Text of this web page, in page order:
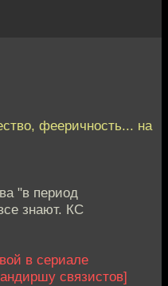
фееричность... на
"в период
знают. КС
в сериале
связистов]